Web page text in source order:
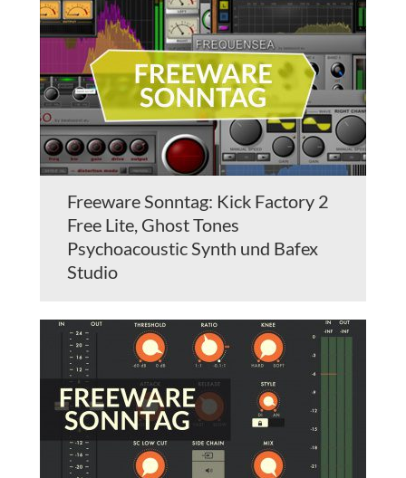
Freeware Sonntag: Kick Factory 2
Free Lite, Ghost Tones
Psychoacoustic Synth und Bafex
Studio